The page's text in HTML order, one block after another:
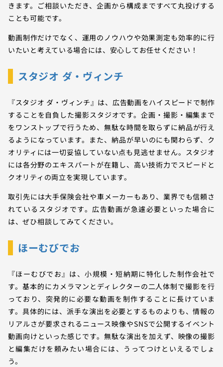
きます。ご相談いただき、企画から構成まですべて丸投げする
ことも可能です。
動画制作だけでなく、運用のノウハウや効果測定も効率的に行
いたいと考えている場合には、安心してお任せください！
スタジオ ダ・ヴィンチ
『スタジオ ダ・ヴィンチ』は、広告動画をハイスピードで制作
することを自負した撮影スタジオです。企画・撮影・編集まで
をワンストップで行うため、無駄な時間を取らずに納品が行え
るようになっています。また、納品が早いのにも関わらず、ク
オリティには一切妥協していない点も見逃せません。スタジオ
には各分野のエキスパートが在籍し、高い技術力でスピードと
クオリティの両立を実現しています。
取引先には大手保険会社や車メーカーもあり、業界でも信頼さ
れているスタジオです。広告動画が急遽必要といった場合に
は、ぜひ相談してみてください。
ほーむびでお
『ほーむびでお』は、小規模・短納期に特化した制作会社で
す。基本的にカメラマンとディレクターの二人体制で撮影を行
っており、突発的に必要な動画を制作することに長けていま
す。具体的には、派手な演出を必要とするものよりも、情報の
リアルさが要求されるニュース映像やSNSで公開するイベント
動画向けといった感じです。無駄な演出を加えず、映像の撮影
と編集だけを頼みたい場合には、うってつけといえるでしょ
う。